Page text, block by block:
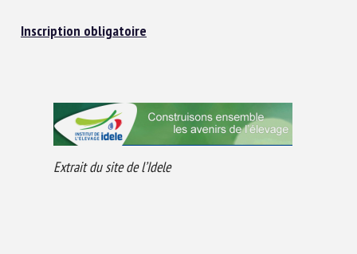
Inscription obligatoire
Extrait du site de l’Idele